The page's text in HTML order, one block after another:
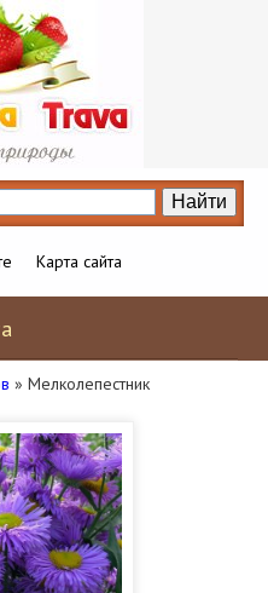
Карта сайта
» Мелколепестник